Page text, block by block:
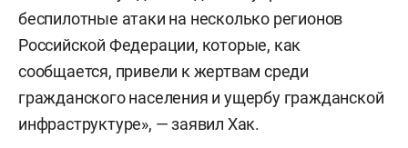
беспилотные атаки на несколько регионов
Российской Федерации, которые, как
сообщается, привели к жертвам среди
гражданского населения и ущербу гражданской
инфраструктуре», — заявил Хак.